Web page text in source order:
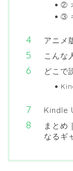
②
③
アニメ
こんな
どこで
Kindle
まとめ
なるギ